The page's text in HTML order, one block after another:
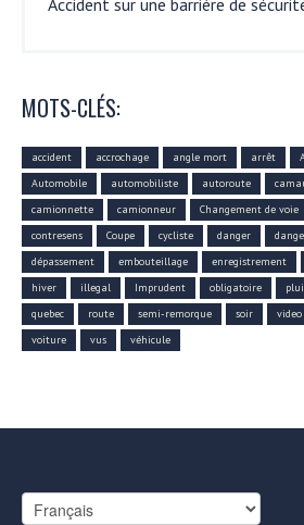
Accident sur une barrière de
MOTS-CLÉS:
accident accrochage angle mort arrêt
Automobile
automobiliste autoroute
camionnette
camionneur Changement de voie
contresens
Coupe cycliste danger
dépassement
embouteillage enregistrement
hiver
illegal Imprudent obligatoire
quebec
route semi-remorque soir video
voiture
vus véhicule
Choisir